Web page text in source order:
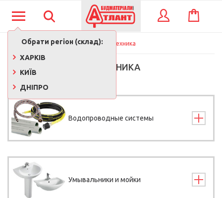
Обрати регіон (склад):
ХАРКІВ
КИЇВ
ДНІПРО
КОШИК
Сантехника
САНТЕХНИКА
Водопроводные системы
Умывальники и мойки